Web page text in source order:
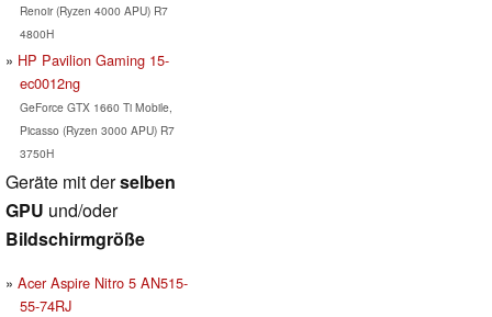
Renoir (Ryzen 4000 APU) R7
4800H
HP Pavilion Gaming 15-
ec0012ng
GeForce GTX 1660 Ti Mobile,
Picasso (Ryzen 3000 APU) R7
3750H
Geräte mit derselben
GPU und/oder
Bildschirmgröße
Acer Aspire Nitro 5 AN515-
55-74RJ